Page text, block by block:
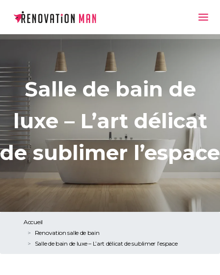
Salle de bain de
luxe – L’art délicat
de sublimer l’espace
Accueil
Renovation salle de bain
Salle de bain de luxe – L’art délicat de sublimer l’espace